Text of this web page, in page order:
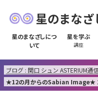
星のまなざ
星のまなざしにつ
いて
星を学ぶ
講座
ブログ : 関口 シュン ASTERIUM通
★12の月からのSabian Image★